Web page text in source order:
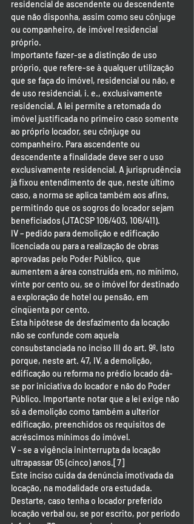
residencial de ascendente ou descendente
que não disponha, assim como seu cônjuge
ou companheiro, de imóvel residencial
próprio.
Importante fazer-se a distinção de uso
próprio, que refere-se à qualquer utilização
que se faça do imóvel, residencial ou não, e
de uso residencial, i. e., exclusivamente
residencial. A lei permite a retomada do
imóvel justificada no primeiro caso somente
ao próprio locador, seu cônjuge ou
companheiro. Para ascendente ou
descendente a finalidade deve ser o uso
exclusivamente residencial. A jurisprudência
já fixou entendimento de que, neste último
caso, a norma se aplica também aos afins,
permitindo que os sogros do locador sejam
beneficiados (JTACSP 106/403, 106/411).
IV – pedido para demolição e edificação
licenciada ou para a realização de obras
aprovadas pelo Poder Público, que
aumentem a área construída em, no mínimo,
vinte por cento ou, se o imóvel for destinado
a exploração de hotel ou pensão, em
cinqüenta por cento.
Esta hipótese de desfazimento da locação
não se confunde com aquela
consubstanciada no inciso III do art. 9º. Isto
porque, neste art. 47, IV, a demolição,
edificação ou reforma no prédio locado dá-
se por iniciativa do locador e não do Poder
Público. Importante notar que a lei exige não
só a demolição como também a ulterior
edificação, preenchidos os requisitos de
acréscimos mínimos do imóvel.
V – se a vigência ininterrupta da locação
ultrapassar 05 (cinco) anos.[7]
Este inciso cuida da denúncia imotivada da
locação, na modalidade ora estudada.
Destarte, caso tenha o locador preferido
locação verbal ou, se por escrito, por período